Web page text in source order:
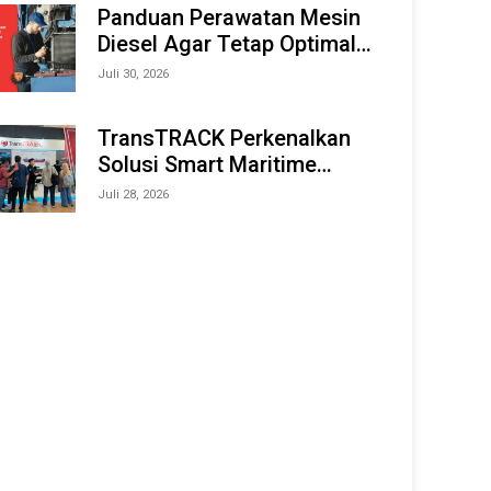
Panduan Perawatan Mesin
Diesel Agar Tetap Optimal
dan Tahan Lama
Juli 30, 2026
TransTRACK Perkenalkan
Solusi Smart Maritime
Monitoring Berbasis AI dan
Juli 28, 2026